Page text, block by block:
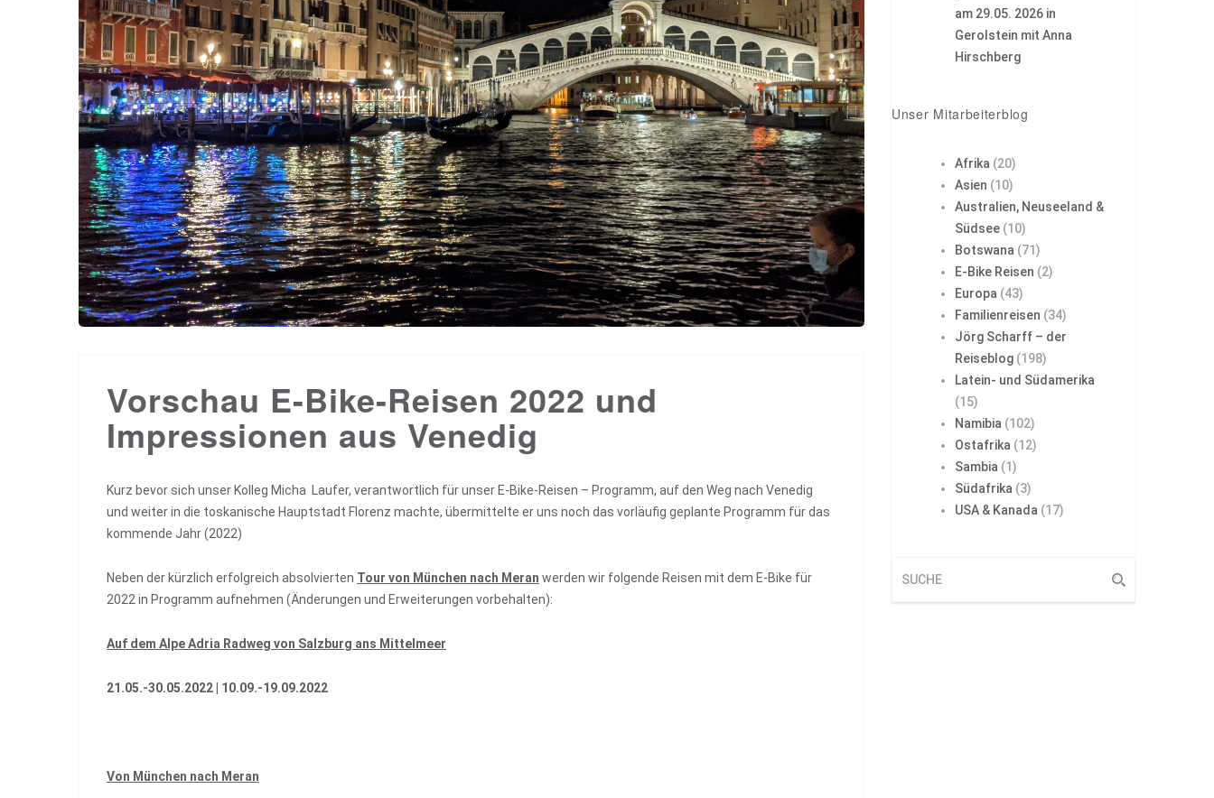
Vorschau E-Bike-Reisen 2022 und
Impressionen aus Venedig
Kurz bevor sich unser Kolleg Micha Laufer, verantwortlich für unser E-Bike-Reisen – Programm, auf den Weg nach Venedig
und weiter in die toskanische Hauptstadt Florenz machte, übermittelte er uns noch das vorläufig geplante Programm für das
kommende Jahr (2022)
Neben der kürzlich erfolgreich absolvierten Tour von München nach Meran werden wir folgende Reisen mit dem E-Bike für
2022 in Programm aufnehmen (Änderungen und Erweiterungen vorbehalten):
Auf dem Alpe Adria Radweg von Salzburg ans Mittelmeer
21.05.-30.05.2022 | 10.09.-19.09.2022
Von München nach Meran
am 29.05. 2026 in
Gerolstein mit Anna
Hirschberg
Unser Mitarbeiterblog
Afrika (20)
Asien (10)
Australien, Neuseeland &
Südsee (10)
Botswana (71)
E-Bike Reisen (2)
Europa (43)
Familienreisen (34)
Jörg Scharff – der
Reiseblog (198)
Latein- und Südamerika
(15)
Namibia (102)
Ostafrika (12)
Sambia (1)
Südafrika (3)
USA & Kanada (17)